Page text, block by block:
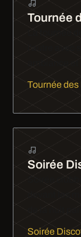
Tournée
Tournée des
Soirée
Soirée